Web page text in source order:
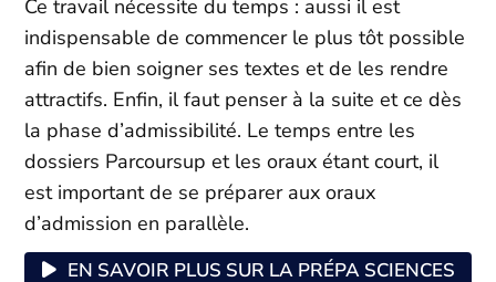
Ce travail nécessite du temps : aussi il est
indispensable de commencer le plus tôt possible
afin de bien soigner ses textes et de les rendre
attractifs. Enfin, il faut penser à la suite et ce dès
la phase d’admissibilité. Le temps entre les
dossiers Parcoursup et les oraux étant court, il
est important de se préparer aux oraux
d’admission en parallèle.
EN SAVOIR PLUS SUR LA PRÉPA SCIENCES